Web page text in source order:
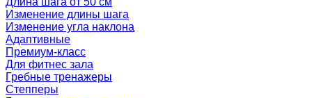
Изменение длины шага
Изменение угла наклона
Адаптивные
Премиум-класс
Для фитнес зала
Гребные тренажеры
Степперы